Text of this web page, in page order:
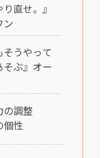
直せ。』
ン
そうやって
ぶ』オー
の調整
個性